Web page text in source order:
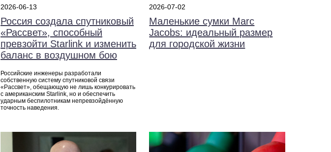
2026-06-13
Россия создала спутниковый
«Рассвет», способный
превзойти Starlink и изменить
баланс в воздушном бою
Российские инженеры разработали
собственную систему спутниковой связи
«Рассвет», обещающую не лишь конкурировать
с американским Starlink, но и обеспечить
ударным беспилотникам непревзойдённую
точность наведения.
2026-07-02
Маленькие сумки Marc
Jacobs: идеальный размер
для городской жизни